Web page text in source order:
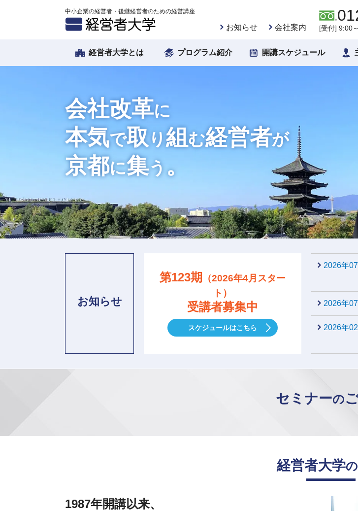
中小企業の経営者・後継経営者のための経営講座
お知らせ 会社案内 [受付] 9:00
経営者大学とは プログラム紹介 開講スケジュール
会社改革に
本気で取 り 組 む経営者が
京都に集う 。
お知らせ
第123期
（2026年4月スター
ト）
受講者募集中
スケジュールはこちら
2026年
2026年
2026年
セミナーの
経営者大学の
1987年開講以来、